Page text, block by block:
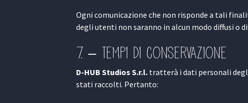
Ogni comunicazione che non risponde a tali
degli utenti non saranno in alcun modo diffusi o
7. – Tempi di conservazione
D-HUB Studios S.r.l. tratterà i dati personali
stati raccolti. Pertanto: